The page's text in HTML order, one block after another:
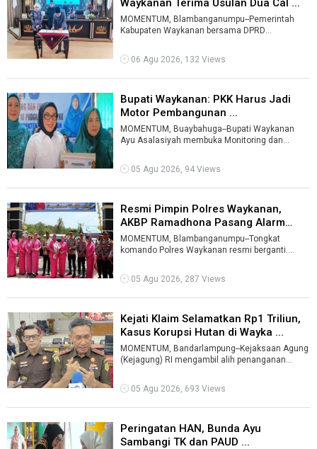
Waykanan Terima Usulan Dua Cal ...
MOMENTUM, Blambanganumpu--Pemerintah
Kabupaten Waykanan bersama DPRD
paripurna, ...
06 Agu 2026, 132 Views
Bupati Waykanan: PKK Harus Jadi
Motor Pembangunan ...
MOMENTUM, Buaybahuga--Bupati Waykanan
Ayu Asalasiyah membuka Monitoring dan
Pokok PK ...
05 Agu 2026, 94 Views
Resmi Pimpin Polres Waykanan,
AKBP Ramadhona Pasang Alarm
Interna ...
MOMENTUM, Blambanganumpu--Tongkat
komando Polres Waykanan resmi berganti.
ST/1584/VI ...
05 Agu 2026, 287 Views
Kejati Klaim Selamatkan Rp1 Triliun,
Kasus Korupsi Hutan di Wayka ...
MOMENTUM, Bandarlampung--Kejaksaan Agung
(Kejagung) RI mengambil alih penanganan
pemanf ...
05 Agu 2026, 693 Views
Peringatan HAN, Bunda Ayu
Sambangi TK dan PAUD ...